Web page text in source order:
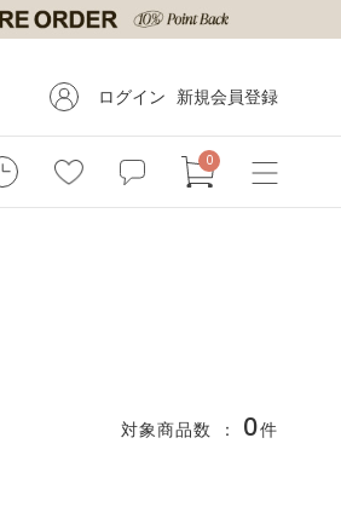
ログイン 新規会員登録
0
対象商品数 ： 0件